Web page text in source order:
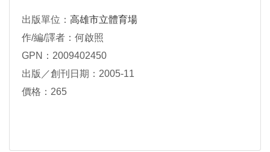
出版單位： 高雄市立體育場
作/編/譯者：何啟照
GPN：2009402450
出版／創刊日期：2005-11
價格：265